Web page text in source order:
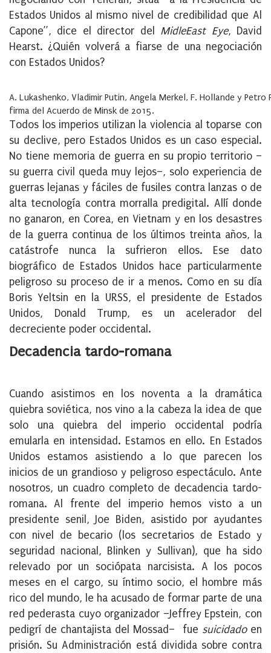
Estados Unidos al mismo nivel de credibilidad que Al
Capone”, dice el director del MidleEast Eye, David
Hearst. ¿Quién volverá a fiarse de una negociación
con Estados Unidos?
A. Lukashenko, Vladimir Putin, Angela Merkel, F. Hollande y
firma del Acuerdo de Minsk de 2015.
Todos los imperios utilizan la violencia al toparse con
su declive, pero Estados Unidos es un caso especial.
No tiene memoria de guerra en su propio territorio –
su guerra civil queda muy lejos–, solo experiencia de
guerras lejanas y fáciles de fusiles contra lanzas o de
alta tecnología contra morralla predigital. Allí donde
no ganaron, en Corea, en Vietnam y en los desastres
de la guerra continua de los últimos treinta años, la
catástrofe nunca la sufrieron ellos. Ese dato
biográfico de Estados Unidos hace particularmente
peligroso su proceso de ir a menos. Como en su día
Boris Yeltsin en la URSS, el presidente de Estados
Unidos, Donald Trump, es un acelerador del
decreciente poder occidental.
Decadencia tardo-romana
Cuando asistimos en los noventa a la dramática
quiebra soviética, nos vino a la cabeza la idea de que
solo una quiebra del imperio occidental podría
emularla en intensidad. Estamos en ello. En Estados
Unidos estamos asistiendo a lo que parecen los
inicios de un grandioso y peligroso espectáculo. Ante
nosotros, un cuadro completo de decadencia tardo-
romana. Al frente del imperio hemos visto a un
presidente senil, Joe Biden, asistido por ayudantes
con nivel de becario (los secretarios de Estado y
seguridad nacional, Blinken y Sullivan), que ha sido
relevado por un sociópata narcisista. A los pocos
meses en el cargo, su íntimo socio, el hombre más
rico del mundo, le ha acusado de formar parte de una
red pederasta cuyo organizador –Jeffrey Epstein, con
pedigrí de chantajista del Mossad– fue suicidadoen
prisión. Su Administración está dividida sobre contra